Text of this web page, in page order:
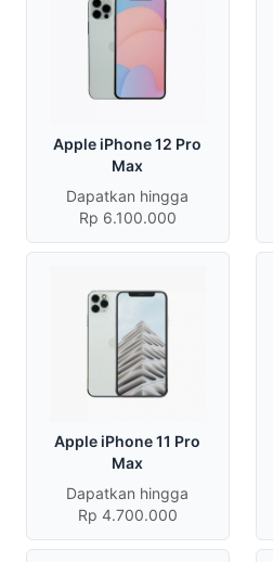
Apple iPhone 12 Pro
Max
Dapatkan hingga
Rp 6.100.000
Apple iPhone 11 Pro
Max
Dapatkan hingga
Rp 4.700.000